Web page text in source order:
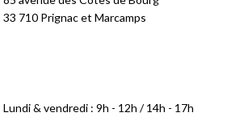
33 710 Prignac et Marcamps
Lundi & vendredi : 9h - 12h / 14h - 17h